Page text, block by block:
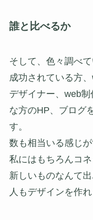
誰と比べるか
そして、色々調べ
成功されている方
デザイナー、web
な方のHP、ブログ
す。
数も相当いる感じが
私にはもちろんコ
新しいものなんて
人もデザインを作